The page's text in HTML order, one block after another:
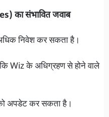
का संभावित जवाब
निवेश कर सकता है।
Wiz के अधिग्रहण से होने वाले
अपडेट कर सकता है।